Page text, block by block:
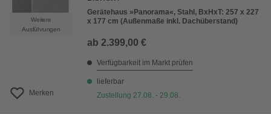
Weitere
Ausführungen
Merken
Gerätehaus »Panorama«, Stahl, BxHxT: 257 x 227
x 177 cm (Außenmaße inkl. Dachüberstand)
ab 2.399,00 €
Verfügbarkeit im Markt prüfen
lieferbar
Zustellung 27.08. - 29.08.